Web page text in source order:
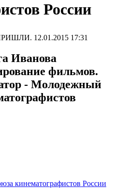
России
12.01.2015 17:31
Иванова
фильмов.
- Молодежный
кинематографистов России